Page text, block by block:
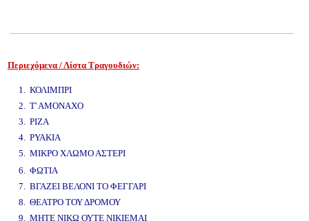
Περιεχόμενα / Λίστα Τραγουδιών:
1. ΚΟΛΙΜΠΡΙ
2. Τ' ΑΜΟΝΑΧΟ
3. ΡΙΖΑ
4. ΡΥΑΚΙΑ
5. ΜΙΚΡΟ ΧΛΩΜΟ ΑΣΤΕΡΙ
6. ΦΩΤΙΑ
7. ΒΓΑΖΕΙ ΒΕΛΟΝΙ ΤΟ ΦΕΓΓΑΡΙ
8. ΘΕΑΤΡΟ ΤΟΥ ΔΡΟΜΟΥ
9. ΜΗΤΕ ΝΙΚΩ ΟΥΤΕ ΝΙΚΙΕΜΑΙ